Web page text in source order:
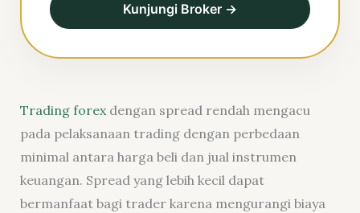
Kunjungi Broker →
Trading forexdengan spread rendah mengacu
pada pelaksanaan trading dengan perbedaan
minimal antara harga beli dan jual instrumen
keuangan. Spread yang lebih kecil dapat
bermanfaat bagi trader karena mengurangi biaya